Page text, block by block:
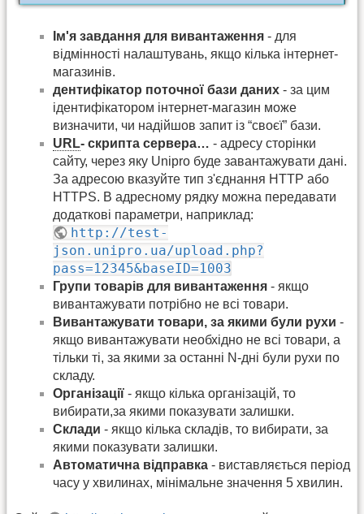
Ім'я завдання для вивантаження - для
відмінності налаштувань, якщо кілька інтернет-
магазинів.
дентифікатор поточної бази даних - за цим
ідентифікатором інтернет-магазин може
визначити, чи надійшов запит із “своєї” бази.
URL- скрипта сервера… - адресу сторінки
сайту, через яку Unipro буде завантажувати дані.
За адресою вказуйте тип з'єднання HTTP або
HTTPS. В адресному рядку можна передавати
додаткові параметри, наприклад:
http://test-
json.unipro.ua/upload.php?
pass=12345&baseID=1003
Групи товарів для вивантаження - якщо
вивантажувати потрібно не всі товари.
Вивантажувати товари, за якими були рухи -
якщо вивантажувати необхідно не всі товари, а
тільки ті, за якими за останні N-дні були рухи по
складу.
Організації - якщо кілька організацій, то
вибирати,за якими показувати залишки.
Склади - якщо кілька складів, то вибирати, за
якими показувати залишки.
Автоматична відправка - виставляється період
часу у хвилинах, мінімальне значення 5 хвилин.